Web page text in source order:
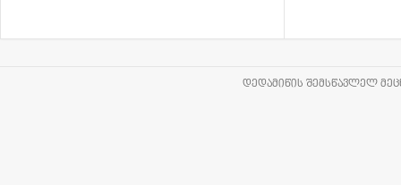
ᲓᲔᲓᲐᲛᲘᲬᲘᲡ ᲨᲔᲛᲡᲬᲐᲕᲚᲔᲚ